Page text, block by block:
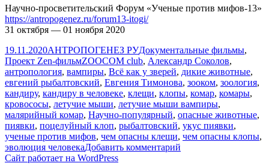
Научно-просветительский Форум «Ученые против мифов-13»
https://antropogenez.ru/forum13-itogi/
31 октября — 01 ноября 2020
Опубликовано
19.11.2020Автор
АНТРОПОГЕНЕЗ РУРубрики
Документальные фильмы,
Проект Zen-фильмМетки
ZООCOM club, Александр Соколов,
антропология, вампиры, Всё как у зверей, дикие животные,
евгений рыбалтовский, Евгения Тимонова, зооком, зоология,
кандиру, кандиру в человеке, клещи, клопы, комар, комары,
кровососы, летучие мыши, летучие мыши вампиры,
малярийный комар, Научно-популярный, опасные животные,
пиявки, поцелуйный клоп, рыбалтовский, укус пиявки,
ученые против мифов, чем опасны клещи, чем опасны клопы,
эволюция человекаДобавить комментарий
Сайт работает на WordPress